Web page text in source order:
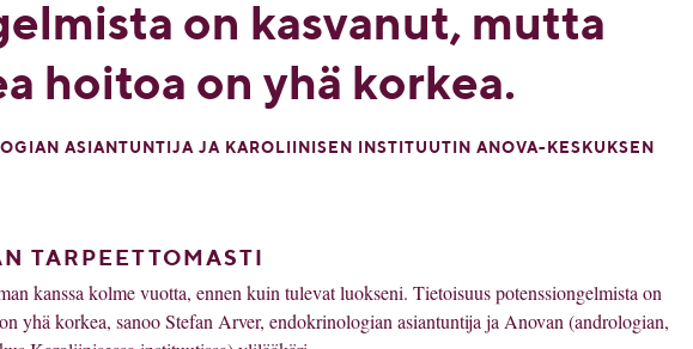
on kasvanut, mutta
hoitoa on yhä korkea.
ASIANTUNTIJA JA KAROLIINISEN INSTITUUTIN ANOVA-KESKUKSEN
TARPEETTOMASTI
kanssa kolme vuotta, ennen kuin tulevat luokseni. Tietoisuus potenssiongelmista on
yhä korkea, sanoo Stefan Arver, endokrinologian asiantuntija ja Anovan (andrologian,